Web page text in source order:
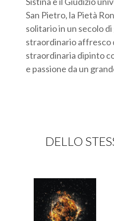
San Pietro, la Pietà
solitario in un secolo
straordinario affresco
straordinaria dipinto
e passione da un
DELLO